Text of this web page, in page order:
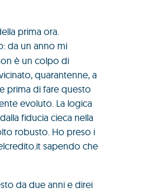
prima ora.
da un anno mi
è un colpo di
quarantenne, a
prima di fare questo
evoluto. La logica
fiducia cieca nella
robusto. Ho preso i
sapendo che
da due anni e direi